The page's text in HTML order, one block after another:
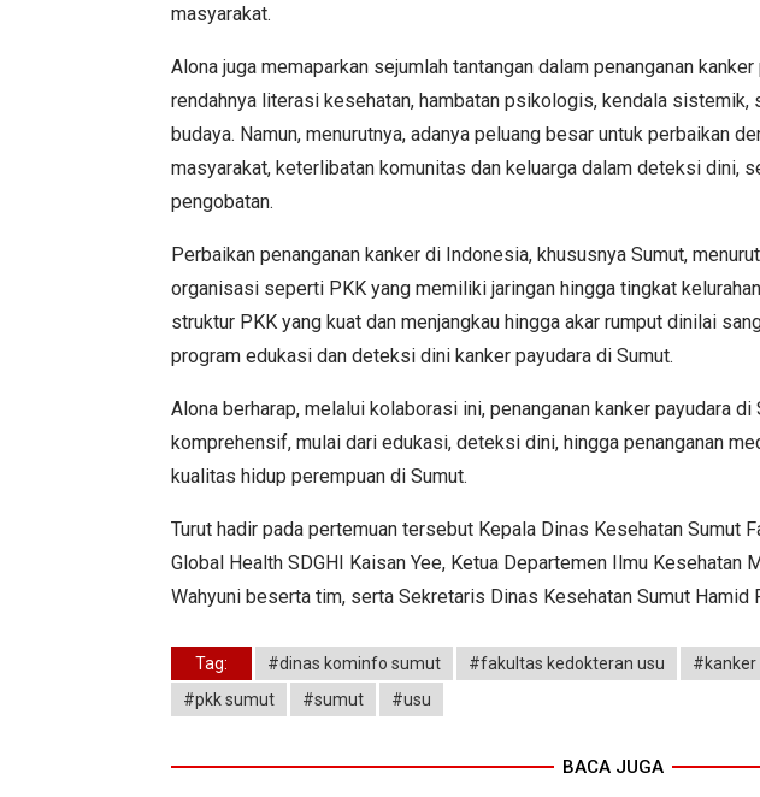
masyarakat.
Alona juga memaparkan sejumlah tantangan dalam penanganan
rendahnya literasi kesehatan, hambatan psikologis, kendala
budaya. Namun, menurutnya, adanya peluang besar untuk perbaikan
masyarakat, keterlibatan komunitas dan keluarga dalam deteksi dini,
pengobatan.
Perbaikan penanganan kanker di Indonesia, khususnya Sumut,
organisasi seperti PKK yang memiliki jaringan hingga tingkat
struktur PKK yang kuat dan menjangkau hingga akar rumput dinilai
program edukasi dan deteksi dini kanker payudara di Sumut.
Alona berharap, melalui kolaborasi ini, penanganan kanker payudara
komprehensif, mulai dari edukasi, deteksi dini, hingga penanganan
kualitas hidup perempuan di Sumut.
Turut hadir pada pertemuan tersebut Kepala Dinas Kesehatan Sumut
Global Health SDGHI Kaisan Yee, Ketua Departemen Ilmu Kesehatan
Wahyuni beserta tim, serta Sekretaris Dinas Kesehatan Sumut Hamid
Tag: #dinas kominfo sumut #fakultas kedokteran usu #kanker
#pkk sumut
#sumut #usu
BACA JUGA